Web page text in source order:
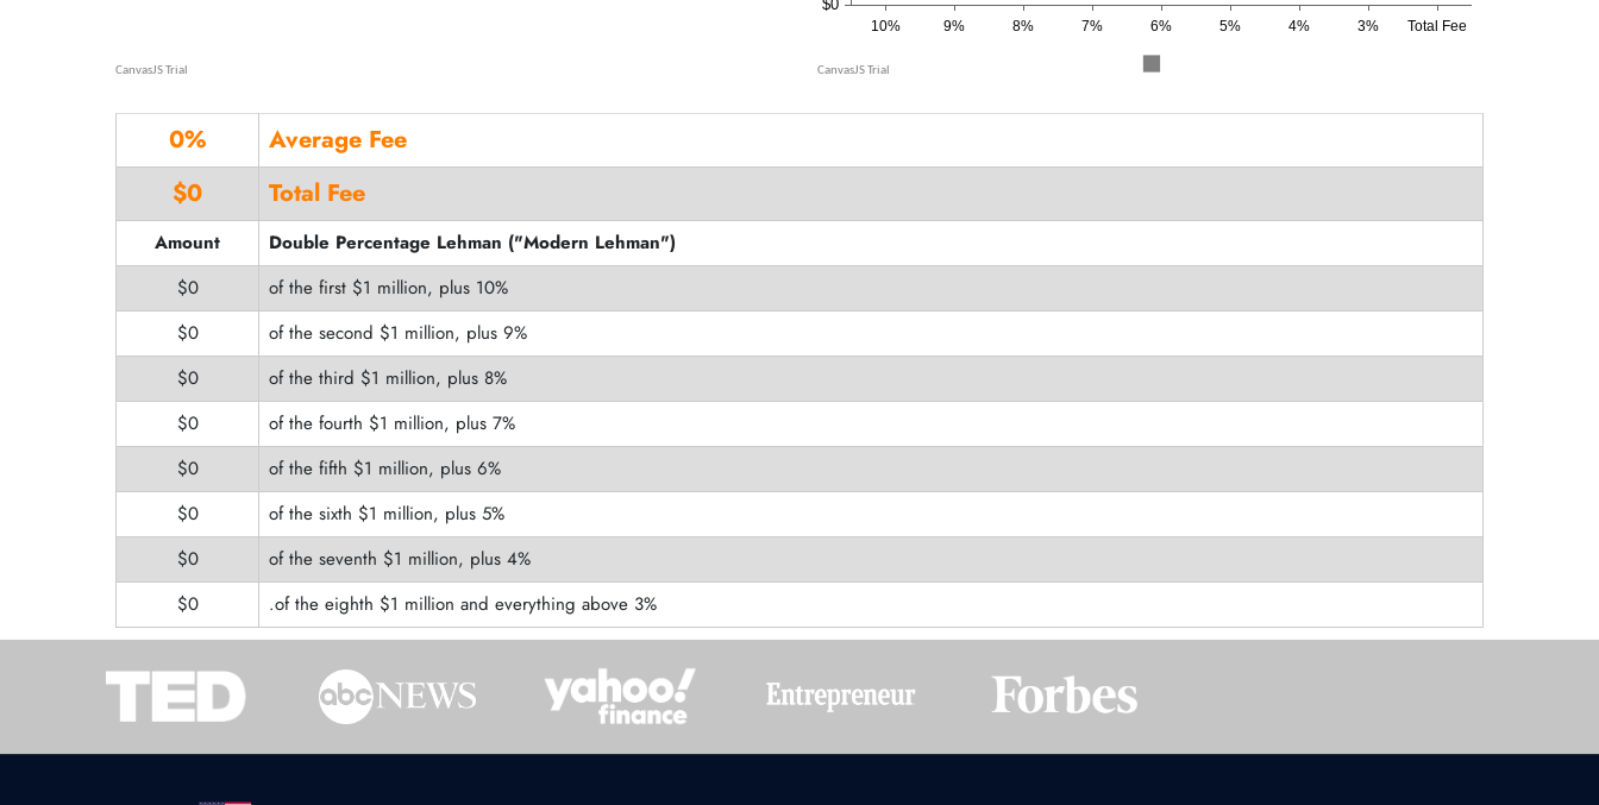
Average Fee
0%
Total Fee
$0
Double Percentage Lehman ("Modern Lehman")
Amount
10% of the first $1 million, plus
$0
9% of the second $1 million, plus
$0
8% of the third $1 million, plus
$0
7% of the fourth $1 million, plus
$0
6% of the fifth $1 million, plus
$0
5% of the sixth $1 million, plus
$0
4% of the seventh $1 million, plus
$0
3% of the eighth $1 million and everything above.
$0